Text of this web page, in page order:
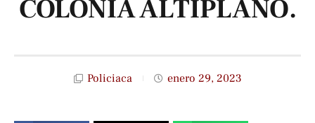
COLONIA ALTIPLANO.
Policiaca enero 29, 2023